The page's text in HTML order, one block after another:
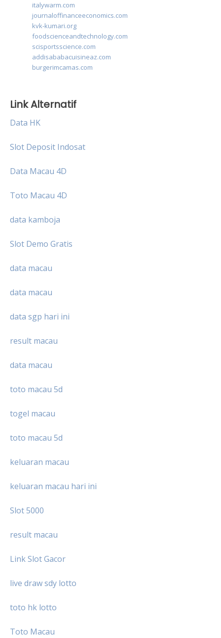
italywarm.com
journaloffinanceeconomics.com
kvk-kumari.org
foodscienceandtechnology.com
scisportsscience.com
addisababacuisineaz.com
burgerimcamas.com
Link Alternatif
Data HK
Slot Deposit Indosat
Data Macau 4D
Toto Macau 4D
data kamboja
Slot Demo Gratis
data macau
data macau
data sgp hari ini
result macau
data macau
toto macau 5d
togel macau
toto macau 5d
keluaran macau
keluaran macau hari ini
Slot 5000
result macau
Link Slot Gacor
live draw sdy lotto
toto hk lotto
Toto Macau